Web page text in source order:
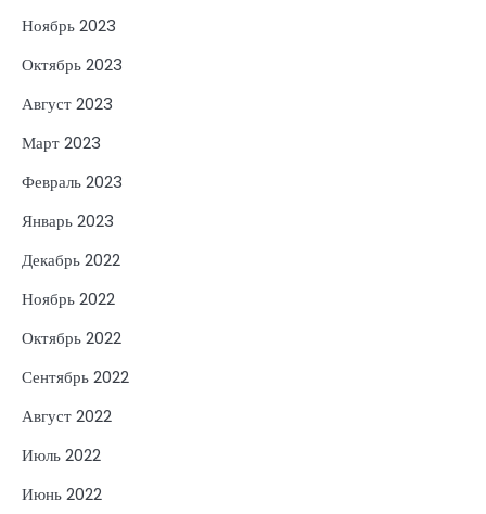
Ноябрь 2023
Октябрь 2023
Август 2023
Март 2023
Февраль 2023
Январь 2023
Декабрь 2022
Ноябрь 2022
Октябрь 2022
Сентябрь 2022
Август 2022
Июль 2022
Июнь 2022